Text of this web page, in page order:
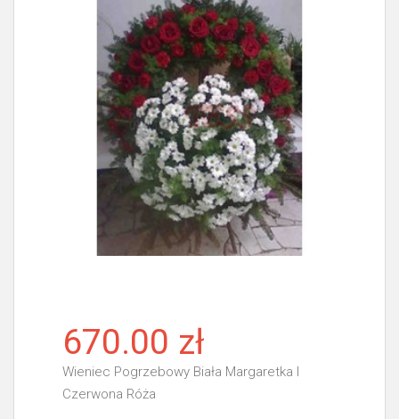
670.00 zł
Wieniec Pogrzebowy Biała Margaretka I
Czerwona Róża